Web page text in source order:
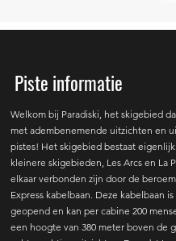
Piste informatie
Welkom bij Paradiski, het skigebied
met adembenemende uitzichten en
pistes! Het skigebied bestaat
kleinere skigebieden, Les Arcs en La
elkaar verbonden zijn door de
Express kabelbaan. Deze kabelbaan is
geopend en kan per cabine 200
een hoogte van 380 meter boven de